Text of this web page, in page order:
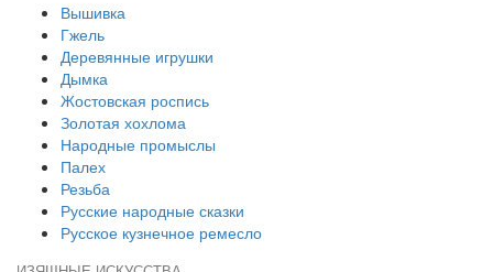
Вышивка
Гжель
Деревянные игрушки
Дымка
Жостовская роспись
Золотая хохлома
Народные промыслы
Палех
Резьба
Русские народные сказки
Русское кузнечное ремесло